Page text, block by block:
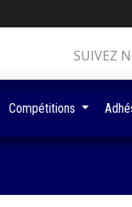
SUIVEZ
Compétitions